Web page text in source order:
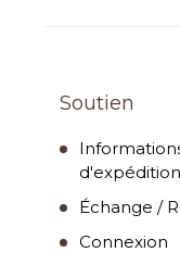
Soutien
d'expédition
Échange /
Connexion